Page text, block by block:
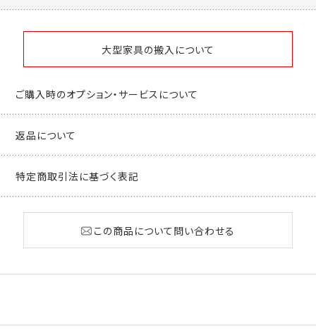
大型家具の搬入について
ご購入時のオプション・サービスについて
返品について
特定商取引法に基づく表記
この商品について問い合わせる